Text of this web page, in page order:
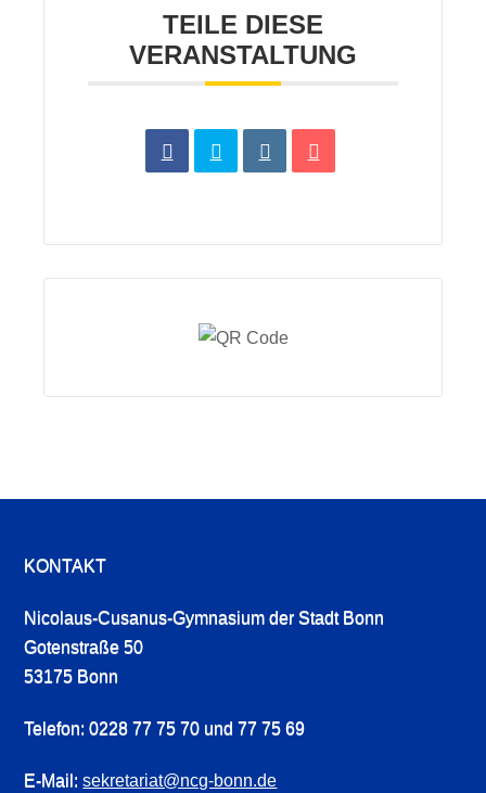
TEILE DIESE
VERANSTALTUNG
KONTAKT
Nicolaus-Cusanus-Gymnasium der Stadt Bonn
Gotenstraße 50
53175 Bonn
Telefon: 0228 77 75 70 und 77 75 69
E-Mail:sekretariat@ncg-bonn.de